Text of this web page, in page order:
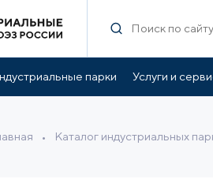
парки Услуги и
• Каталог индустриальных
Инфраструктура